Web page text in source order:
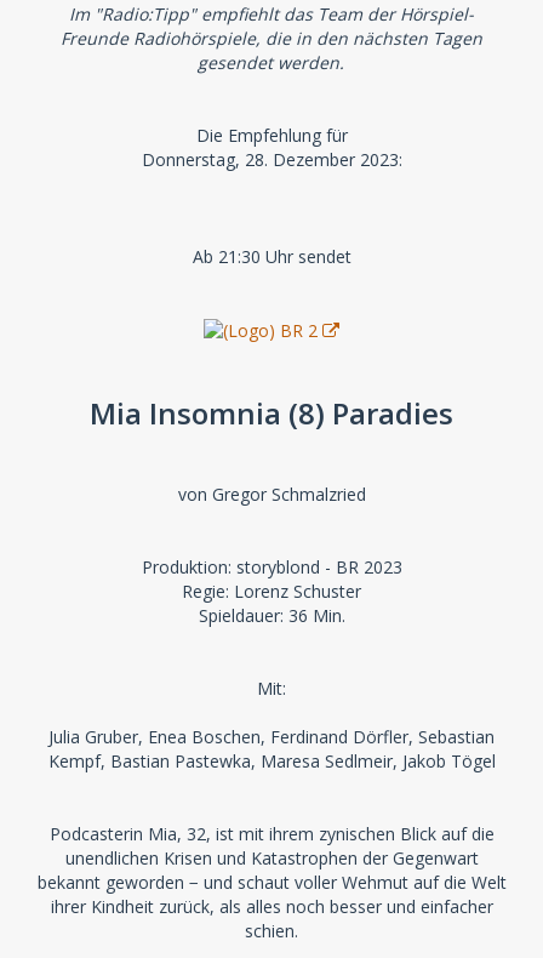
Im "Radio:Tipp" empfiehlt das Team der Hörspiel-
Freunde Radiohörspiele, die in den nächsten Tagen
gesendet werden.
Die Empfehlung für
Donnerstag, 28. Dezember 2023:
Ab 21:30 Uhr sendet
Mia Insomnia (8) Paradies
von Gregor Schmalzried
Produktion: storyblond - BR 2023
Regie: Lorenz Schuster
Spieldauer: 36 Min.
Mit:
Julia Gruber, Enea Boschen, Ferdinand Dörfler, Sebastian
Kempf, Bastian Pastewka, Maresa Sedlmeir, Jakob Tögel
Podcasterin Mia, 32, ist mit ihrem zynischen Blick auf die
unendlichen Krisen und Katastrophen der Gegenwart
bekannt geworden − und schaut voller Wehmut auf die Welt
ihrer Kindheit zurück, als alles noch besser und einfacher
schien.